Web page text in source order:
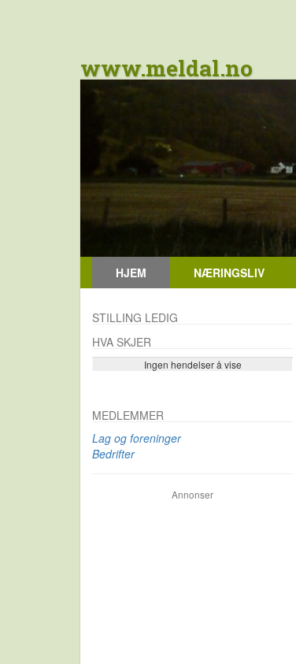
www.meldal.no
HJEM NÆRINGSLIV
STILLING LEDIG
HVA SKJER
Ingen hendelser å vise
Se flere…
MEDLEMMER
Lag og foreninger
Bedrifter
Annonser